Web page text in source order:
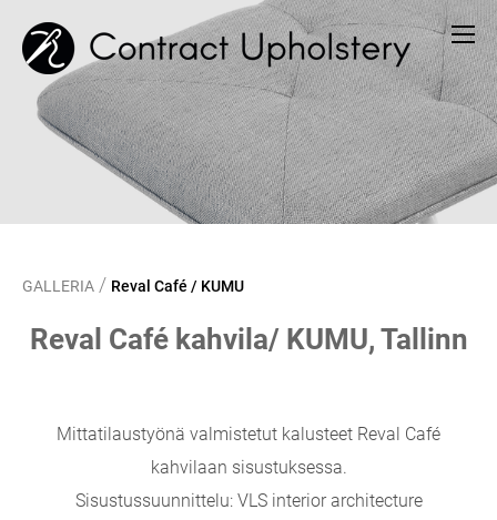
GALLERIA / Reval Café / KUMU
Reval Café kahvila/ KUMU, Tallinn
Mittatilaustyönä valmistetut kalusteet Reval Café
kahvilaan sisustuksessa.
Sisustussuunnittelu: VLS interior architecture